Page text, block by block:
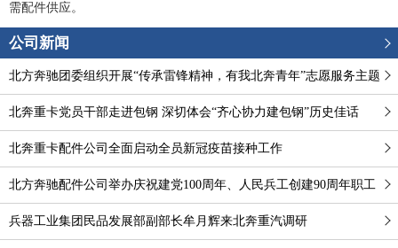
需配件供应。
公司新闻
北方奔驰团委组织开展“传承雷锋精神，有我北奔青年”志愿服务主题
团日系列活动
北奔重卡党员干部走进包钢 深切体会“齐心协力建包钢”历史佳话
北奔重卡配件公司全面启动全员新冠疫苗接种工作
北方奔驰配件公司举办庆祝建党100周年、人民兵工创建90周年职工
健步行活动
兵器工业集团民品发展部副部长牟月辉来北奔重汽调研